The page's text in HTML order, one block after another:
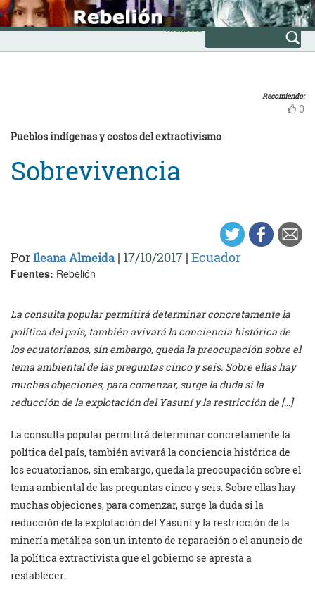
Skip
to
content
INICIO
Avanzada
Recomiendo:
0
Pueblos indígenas y costos del extractivismo
Sobrevivencia
PorIleana Almeida | 17/10/2017 | Ecuador
Fuentes: Rebelión
La consulta popular permitirá determinar concretamente la
política del país, también avivará la conciencia histórica de
los ecuatorianos, sin embargo, queda la preocupación sobre el
tema ambiental de las preguntas cinco y seis. Sobre ellas hay
muchas objeciones, para comenzar, surge la duda si la
reducción de la explotación del Yasuní y la restricción de […]
La consulta popular permitirá determinar concretamente la
política del país, también avivará la conciencia histórica de
los ecuatorianos, sin embargo, queda la preocupación sobre el
tema ambiental de las preguntas cinco y seis. Sobre ellas hay
muchas objeciones, para comenzar, surge la duda si la
reducción de la explotación del Yasuní y la restricción de la
minería metálica son un intento de reparación o el anuncio de
la política extractivista que el gobierno se apresta a
restablecer.